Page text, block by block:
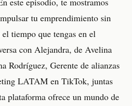
tu emprendimiento sin
tiempo que tengas en el
con Alejandra, de Avelina
Rodríguez, Gerente de alianzas
LATAM en TikTok, juntas
plataforma ofrece un mundo de